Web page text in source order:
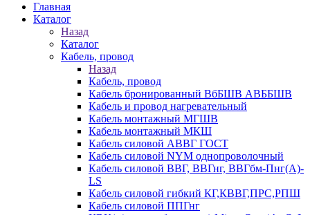
Главная
Каталог
Назад
Каталог
Кабель, провод
Назад
Кабель, провод
Кабель бронированный ВбБШВ АВББШВ
Кабель и провод нагревательный
Кабель монтажный МГШВ
Кабель монтажный МКШ
Кабель силовой АВВГ ГОСТ
Кабель силовой NYM однопроволочный
Кабель силовой ВВГ, ВВГнг, ВВГбм-Пнг(А)-
LS
Кабель силовой гибкий КГ,КВВГ,ПРС,РПШ
Кабель силовой ППГнг